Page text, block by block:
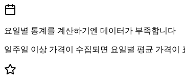
요일별 통계를 계산하기엔 데이터가 부족합니다
일주일 이상 가격이 수집되면 요일별 평균 가격이